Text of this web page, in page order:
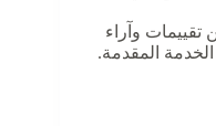
وآراء
المقدمة.